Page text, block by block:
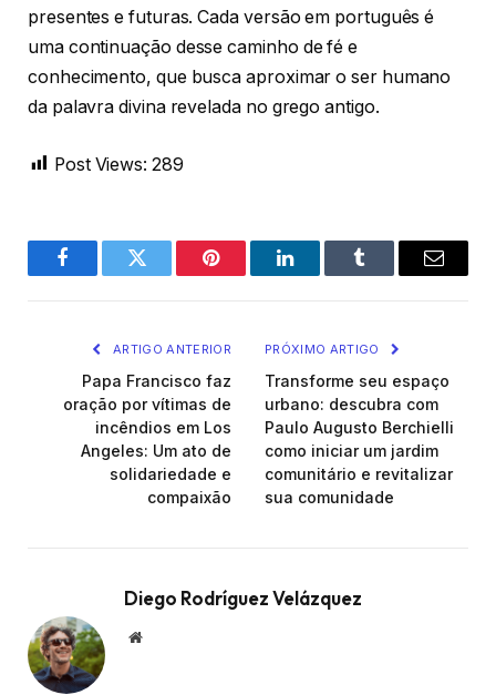
presentes e futuras. Cada versão em português é
uma continuação desse caminho de fé e
conhecimento, que busca aproximar o ser humano
da palavra divina revelada no grego antigo.
Post Views: 289
FacebookTwitter Pinterest LinkedInTumblr Email
ARTIGO ANTERIOR
Papa Francisco faz
oração por vítimas de
incêndios em Los
Angeles: Um ato de
solidariedade e
compaixão
PRÓXIMO ARTIGO
Transforme seu espaço
urbano: descubra com
Paulo Augusto Berchielli
como iniciar um jardim
comunitário e revitalizar
sua comunidade
Diego Rodríguez Velázquez
Website